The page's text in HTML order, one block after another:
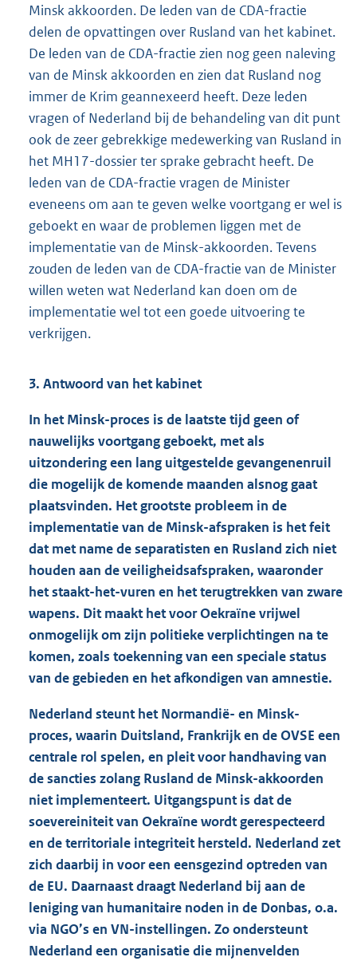
Minsk akkoorden. De leden van de CDA-fractie
delen de opvattingen over Rusland van het kabinet.
De leden van de CDA-fractie zien nog geen naleving
van de Minsk akkoorden en zien dat Rusland nog
immer de Krim geannexeerd heeft. Deze leden
vragen of Nederland bij de behandeling van dit punt
ook de zeer gebrekkige medewerking van Rusland in
het MH17-dossier ter sprake gebracht heeft. De
leden van de CDA-fractie vragen de Minister
eveneens om aan te geven welke voortgang er wel is
geboekt en waar de problemen liggen met de
implementatie van de Minsk-akkoorden. Tevens
zouden de leden van de CDA-fractie van de Minister
willen weten wat Nederland kan doen om de
implementatie wel tot een goede uitvoering te
verkrijgen.
3. Antwoord van het kabinet
In het Minsk-proces is de laatste tijd geen of
nauwelijks voortgang geboekt, met als
uitzondering een lang uitgestelde gevangenenruil
die mogelijk de komende maanden alsnog gaat
plaatsvinden. Het grootste probleem in de
implementatie van de Minsk-afspraken is het feit
dat met name de separatisten en Rusland zich niet
houden aan de veiligheidsafspraken, waaronder
het staakt-het-vuren en het terugtrekken van zware
wapens. Dit maakt het voor Oekraïne vrijwel
onmogelijk om zijn politieke verplichtingen na te
komen, zoals toekenning van een speciale status
van de gebieden en het afkondigen van amnestie.
Nederland steunt het Normandië- en Minsk-
proces, waarin Duitsland, Frankrijk en de OVSE een
centrale rol spelen, en pleit voor handhaving van
de sancties zolang Rusland de Minsk-akkoorden
niet implementeert. Uitgangspunt is dat de
soevereiniteit van Oekraïne wordt gerespecteerd
en de territoriale integriteit hersteld. Nederland zet
zich daarbij in voor een eensgezind optreden van
de EU. Daarnaast draagt Nederland bij aan de
leniging van humanitaire noden in de Donbas, o.a.
via NGO’s en VN-instellingen. Zo ondersteunt
Nederland een organisatie die mijnenvelden